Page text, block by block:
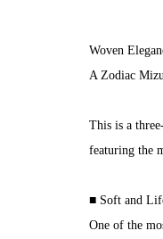
Woven
A Zodiac
This is a
featuring the
■ Soft and
One of the